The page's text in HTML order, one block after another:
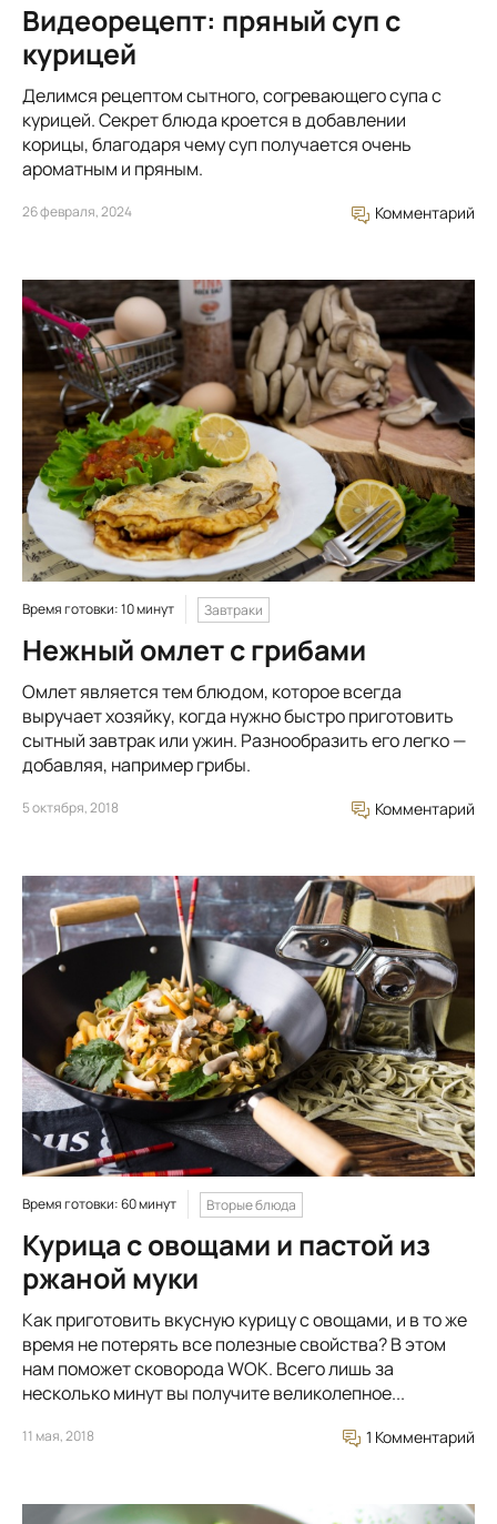
Видеорецепт: пряный суп с
курицей
Делимся рецептом сытного, согревающего супа с
курицей. Секрет блюда кроется в добавлении
корицы, благодаря чему суп получается очень
ароматным и пряным.
26 февраля, 2024 Комментарий
Время готовки: 10 минут Завтраки
Нежный омлет с грибами
Омлет является тем блюдом, которое всегда
выручает хозяйку, когда нужно быстро приготовить
сытный завтрак или ужин. Разнообразить его легко —
добавляя, например грибы.
5 октября, 2018 Комментарий
Время готовки: 60 минут Вторые блюда
Курица с овощами и пастой из
ржаной муки
Как приготовить вкусную курицу с овощами, и в то же
время не потерять все полезные свойства? В этом
нам поможет сковорода WOK. Всего лишь за
несколько минут вы получите великолепное...
11 мая, 2018 1 Комментарий